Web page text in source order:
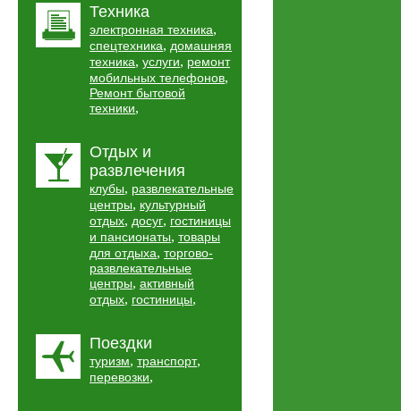
Техника
электронная техника,
спецтехника, домашняя
техника, услуги, ремонт
мобильных телефонов,
Ремонт бытовой
техники,
Отдых и
развлечения
клубы, развлекательные
центры, культурный
отдых, досуг, гостиницы
и пансионаты, товары
для отдыха, торгово-
развлекательные
центры, активный
отдых, гостиницы,
Поездки
туризм, транспорт,
перевозки,